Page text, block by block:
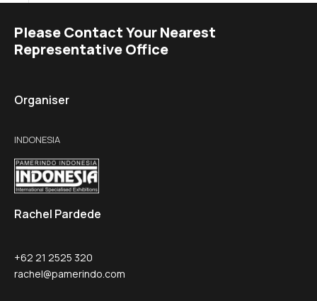
Please Contact Your Nearest
Representative Office
Organiser
INDONESIA
Rachel Pardede
+62 21 2525 320
rachel@pamerindo.com